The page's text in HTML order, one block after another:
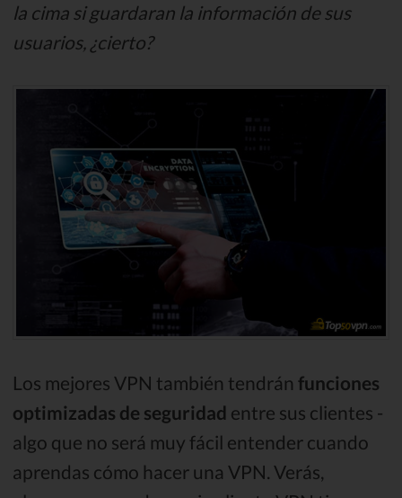
la cima si guardaran la información de sus
usuarios, ¿cierto?
Los mejores VPN también tendrán funciones
optimizadas de seguridad entre sus clientes -
algo que no será muy fácil entender cuando
aprendas cómo hacer una VPN. Verás,